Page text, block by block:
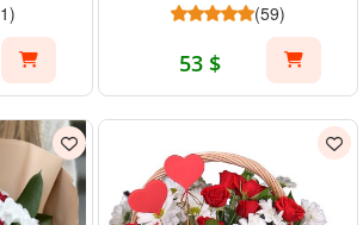
(59)
53 $